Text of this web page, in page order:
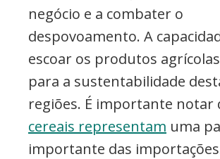
negócio e a combater o
despovoamento. A
escoar os produtos
para a sustentabilidade
regiões. É importante notar
cereais representam uma
importante das